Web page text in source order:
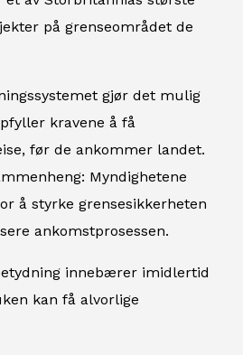
på grenseområdet de
gjør det mulig
kravene å få
før de ankommer landet.
Myndighetene
å styrke grensesikkerheten
ankomstprosessen.
innebærer imidlertid
kan få alvorlige